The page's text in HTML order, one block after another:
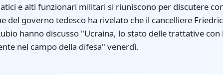
e alti funzionari militari si riuniscono per discutere
del governo tedesco ha rivelato che il cancelliere
hanno discusso "Ucraina, lo stato delle trattative
nel campo della difesa" venerdì.